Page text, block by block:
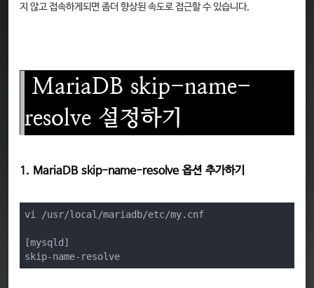
지 않고 접속하게되면 좀더 향상된 속도로 접근할 수 있습니다.
MariaDB skip-name-
resolve 설정하기
1. MariaDB skip-name-resolve 옵션 추가하기
vi /usr/local/mariadb/etc/my.cnf
[mysqld]
skip-name-resolve